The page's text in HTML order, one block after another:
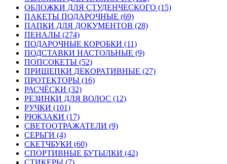
ОБЛОЖКИ ДЛЯ СТУДЕНЧЕСКОГО (15)
ПАКЕТЫ ПОДАРОЧНЫЕ (69)
ПАПКИ ДЛЯ ДОКУМЕНТОВ (28)
ПЕНАЛЫ (274)
ПОДАРОЧНЫЕ КОРОБКИ (11)
ПОДСТАВКИ НАСТОЛЬНЫЕ (9)
ПОПСОКЕТЫ (52)
ПРИЩЕПКИ ДЕКОРАТИВНЫЕ (27)
ПРОТЕКТОРЫ (16)
РАСЧЁСКИ (32)
РЕЗИНКИ ДЛЯ ВОЛОС (12)
РУЧКИ (101)
РЮКЗАКИ (17)
СВЕТООТРАЖАТЕЛИ (9)
СЕРЬГИ (4)
СКЕТЧБУКИ (60)
СПОРТИВНЫЕ БУТЫЛКИ (42)
СТИКЕРЫ (7)